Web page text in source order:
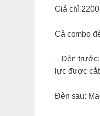
Giá chỉ
Cả combo
– Đèn trước:
lực được
Đèn sau: